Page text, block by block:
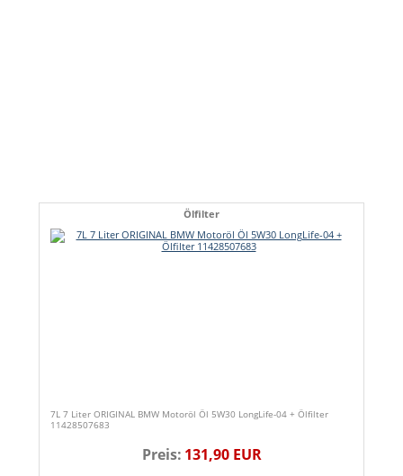
Ölfilter
7L 7 Liter ORIGINAL BMW Motoröl Öl 5W30 LongLife-04 + Ölfilter
11428507683
Preis: 131,90 EUR